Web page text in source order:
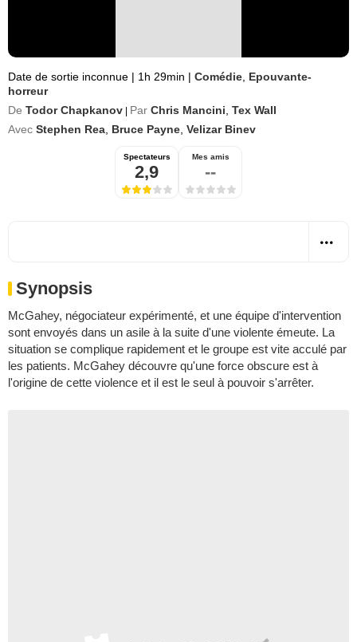
Date de sortie inconnue | 1h 29min | Comédie Epouvante-
horreur
De Todor Chapkanov Par Chris Mancini Tex Wall
Avec Stephen Rea Bruce Payne Velizar Binev
Spectateurs
2,9
Mes amis
--
Synopsis
McGahey, négociateur expérimenté, et une équipe d'intervention
sont envoyés dans un asile à la suite d'une violente émeute. La
situation se complique rapidement et le groupe est vite acculé par
les patients. McGahey découvre qu'une force obscure est à
l'origine de cette violence et il est le seul à pouvoir s'arrêter.